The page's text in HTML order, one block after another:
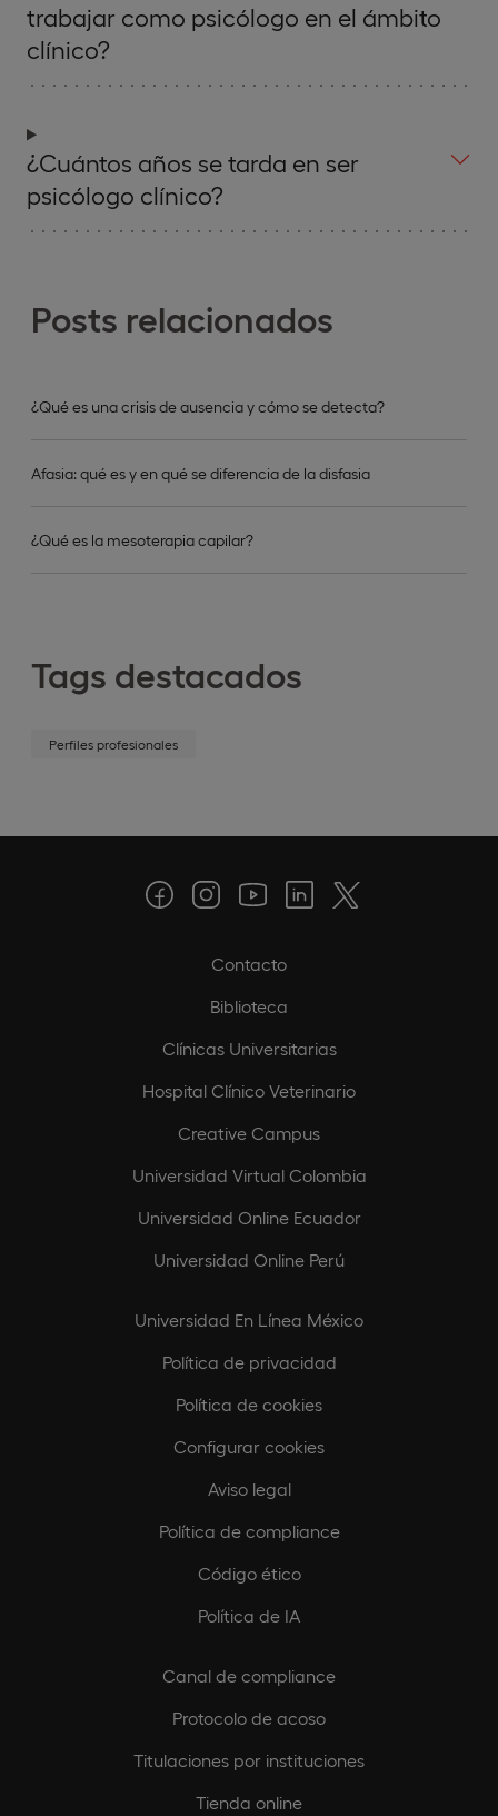
Posts relacionados
¿Qué es una crisis de ausencia y cómo se detecta?
Afasia: qué es y en qué se diferencia de la disfasia
¿Qué es la mesoterapia capilar?
Tags destacados
Perfiles profesionales
trabajar como psicólogo en el ámbito
clínico?
¿Cuántos años se tarda en ser
psicólogo clínico?
Contacto
Biblioteca
Clínicas Universitarias
Hospital Clínico Veterinario
Creative Campus
Universidad Virtual Colombia
Universidad Online Ecuador
Universidad Online Perú
Universidad En Línea México
Política de privacidad
Política de cookies
Configurar cookies
Aviso legal
Política de compliance
Código ético
Política de IA
Canal de compliance
Protocolo de acoso
Titulaciones por instituciones
Tienda online